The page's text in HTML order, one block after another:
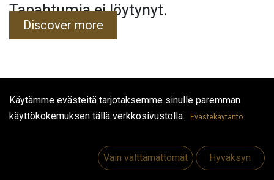
Tapahtumia ei löytynyt.
Hyödyllisiä linkkejä
Discover more
Käytämme evästeitä tarjotaksemme sinulle paremman
käyttökokemuksen tällä verkkosivustolla.
Evästekäytäntö
Vain välttämättömät Hyväksyn